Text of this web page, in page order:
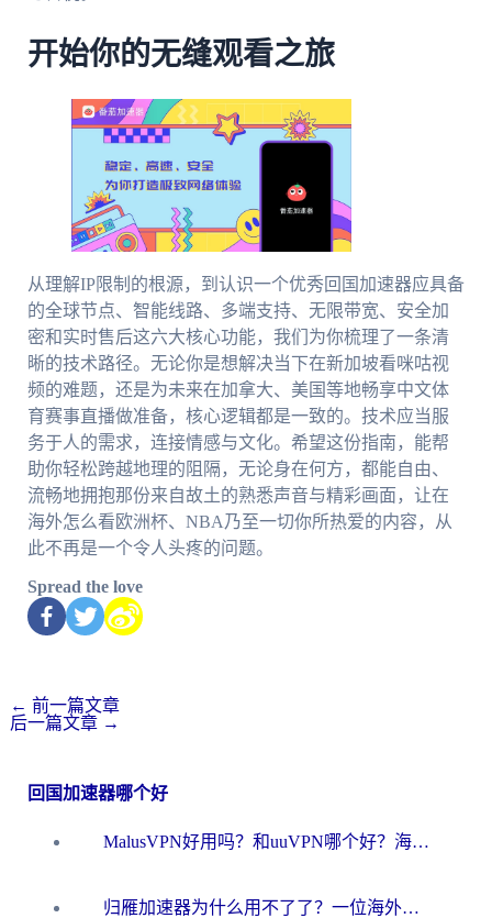
开始你的无缝观看之旅
从理解IP限制的根源，到认识一个优秀回国加速器应具备
的全球节点、智能线路、多端支持、无限带宽、安全加
密和实时售后这六大核心功能，我们为你梳理了一条清
晰的技术路径。无论你是想解决当下在新加坡看咪咕视
频的难题，还是为未来在加拿大、美国等地畅享中文体
育赛事直播做准备，核心逻辑都是一致的。技术应当服
务于人的需求，连接情感与文化。希望这份指南，能帮
助你轻松跨越地理的阻隔，无论身在何方，都能自由、
流畅地拥抱那份来自故土的熟悉声音与精彩画面，让在
海外怎么看欧洲杯、NBA乃至一切你所热爱的内容，从
此不再是一个令人头疼的问题。
Spread the love
← 前一篇文章
后一篇文章 →
回国加速器哪个好
MalusVPN好用吗？和uuVPN哪个好？海外党无缝访问国内资源的真实对比与选择指南
归雁加速器为什么用不了了？一位海外游子的真实困惑与技术解答